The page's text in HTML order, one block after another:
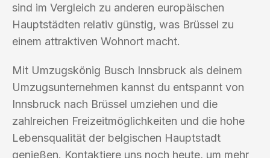
sind im Vergleich zu anderen europäischen
Hauptstädten relativ günstig, was Brüssel zu
einem attraktiven Wohnort macht.
Mit Umzugskönig Busch Innsbruck als deinem
Umzugsunternehmen kannst du entspannt von
Innsbruck nach Brüssel umziehen und die
zahlreichen Freizeitmöglichkeiten und die hohe
Lebensqualität der belgischen Hauptstadt
genießen. Kontaktiere uns noch heute, um mehr